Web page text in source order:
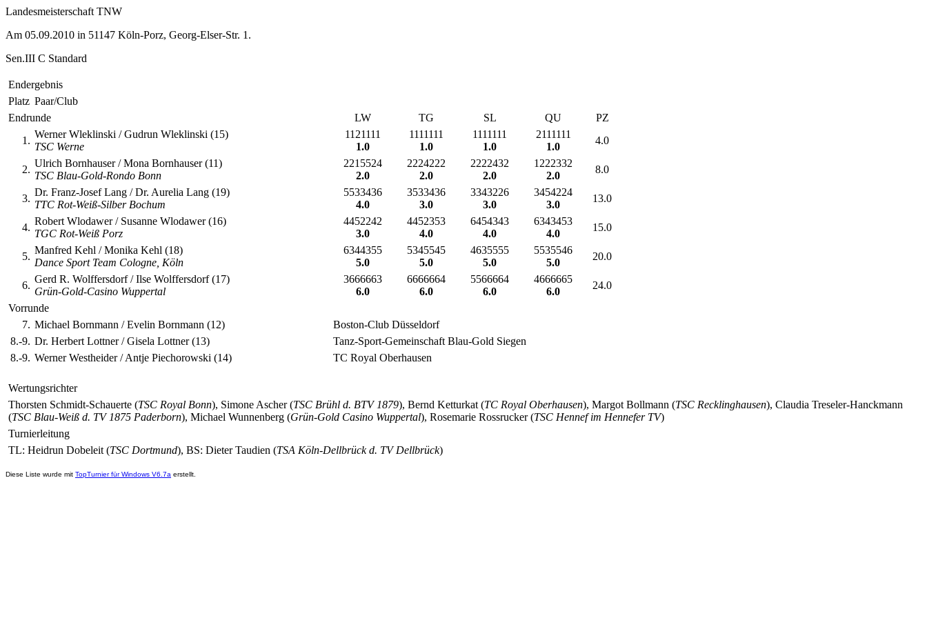
Landesmeisterschaft TNW
Am 05.09.2010 in 51147 Köln-Porz, Georg-Elser-Str. 1.
Sen.III C Standard
Endergebnis
Platz Paar/Club
Endrunde
LW TG SL QU
PZ
1.
Werner Wleklinski / Gudrun Wleklinski (15)
TSC Werne
1121111
1.0
1111111
1.0
1111111
1.0
2111111
1.0
4.0
2.
Ulrich Bornhauser / Mona Bornhauser (11)
TSC Blau-Gold-Rondo Bonn
2215524
2.0
2224222
2.0
2222432
2.0
1222332
2.0
8.0
3.
Dr. Franz-Josef Lang / Dr. Aurelia Lang (19)
TTC Rot-Weiß-Silber Bochum
5533436
4.0
3533436
3.0
3343226
3.0
3454224
3.0
13.0
4.
Robert Wlodawer / Susanne Wlodawer (16)
TGC Rot-Weiß Porz
4452242
3.0
4452353
4.0
6454343
4.0
6343453
4.0
15.0
5.
Manfred Kehl / Monika Kehl (18)
Dance Sport Team Cologne, Köln
6344355
5.0
5345545
5.0
4635555
5.0
5535546
5.0
20.0
6.
Gerd R. Wolffersdorf / Ilse Wolffersdorf (17)
Grün-Gold-Casino Wuppertal
3666663
6.0
6666664
6.0
5566664
6.0
4666665
6.0
24.0
Vorrunde
7. Michael Bornmann / Evelin Bornmann (12)
Boston-Club Düsseldorf
8.-9. Dr. Herbert Lottner / Gisela Lottner (13)
Tanz-Sport-Gemeinschaft Blau-Gold Siegen
8.-9. Werner Westheider / Antje Piechorowski (14) TC Royal Oberhausen
Wertungsrichter
Thorsten Schmidt-Schauerte (TSC Royal Bonn), Simone Ascher (TSC Brühl d. BTV 1879), Bernd Ketturkat (TC Royal Oberhausen), Margot Bollmann (TSC Recklinghausen), Claudia Treseler-Hanckmann
(TSC Blau-Weiß d. TV 1875 Paderborn), Michael Wunnenberg (Grün-Gold Casino Wuppertal), Rosemarie Rossrucker (TSC Hennef im Hennefer TV)
Turnierleitung
TL: Heidrun Dobeleit (TSC Dortmund), BS: Dieter Taudien (TSA Köln-Dellbrück d. TV Dellbrück)
Diese Liste wurde mit TopTurnier für Windows V6.7a erstellt.